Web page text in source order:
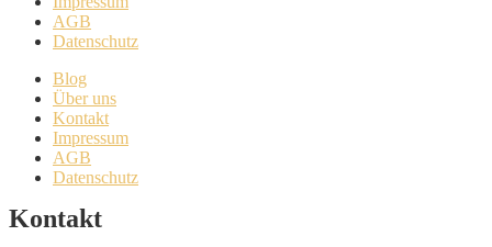
AGB
Datenschutz
Blog
Über uns
Kontakt
Impressum
AGB
Datenschutz
Kontakt